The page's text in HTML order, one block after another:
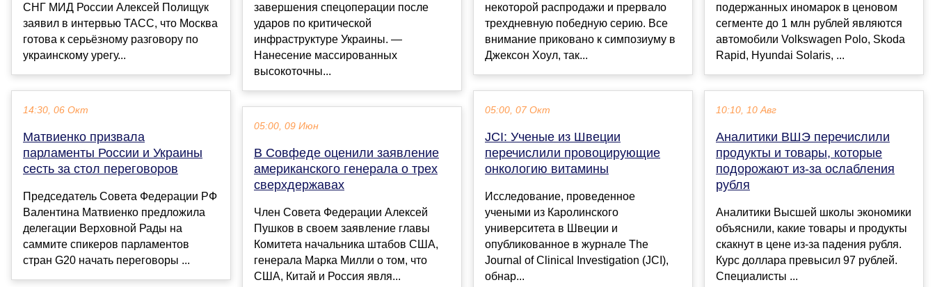
СНГ МИД России Алексей Полищук
заявил в интервью ТАСС, что Москва
готова к серьёзному разговору по
украинскому урегу...
14:30, 06 Окт
Матвиенко призвала
парламенты России и Украины
сесть за стол переговоров
Председатель Совета Федерации РФ
Валентина Матвиенко предложила
делегации Верховной Рады на
саммите спикеров парламентов
стран G20 начать переговоры ...
завершения спецоперации после
ударов по критической
инфраструктуре Украины. —
Нанесение массированных
высокоточны...
05:00, 09 Июн
В Совфеде оценили заявление
американского генерала о трех
сверхдержавах
Член Совета Федерации Алексей
Пушков в своем заявление главы
Комитета начальника штабов США,
генерала Марка Милли о том, что
США, Китай и Россия явля...
некоторой распродажи и прервало
трехдневную победную серию. Все
внимание приковано к симпозиуму в
Джексон Хоул, так...
05:00, 07 Окт
JCI: Ученые из Швеции
перечислили провоцирующие
онкологию витамины
Исследование, проведенное
учеными из Каролинского
университета в Швеции и
опубликованное в журнале The
Journal of Clinical Investigation (JCI),
обнар...
подержанных иномарок в ценовом
сегменте до 1 млн рублей являются
автомобили Volkswagen Polo, Skoda
Rapid, Hyundai Solaris, ...
10:10, 10 Авг
Аналитики ВШЭ перечислили
продукты и товары, которые
подорожают из-за ослабления
рубля
Аналитики Высшей школы экономики
объяснили, какие товары и продукты
скакнут в цене из-за падения рубля.
Курс доллара превысил 97 рублей.
Специалисты ...